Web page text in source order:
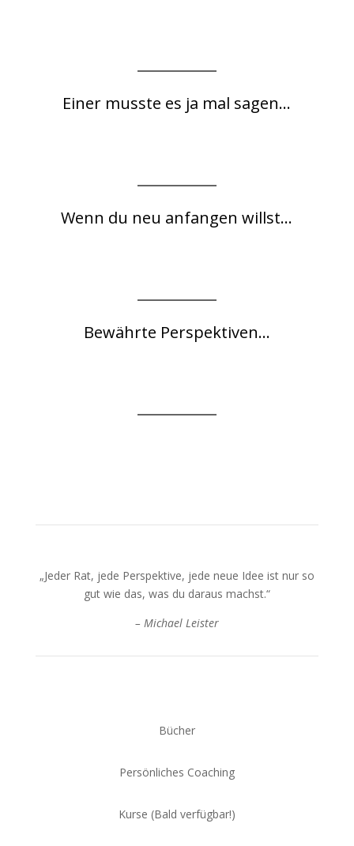
Einer musste es ja mal sagen...
Wenn du neu anfangen willst...
Bewährte Perspektiven...
„Jeder Rat, jede Perspektive, jede neue Idee ist nur so
gut wie das, was du daraus machst.“
– Michael Leister
Bücher
Persönliches Coaching
Kurse (Bald verfügbar!)